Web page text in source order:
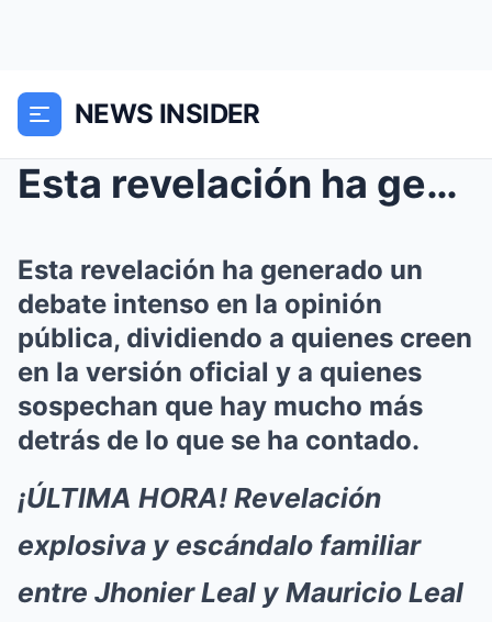
NEWS INSIDER
Esta revelación ha generado un debate intenso en l...
Esta revelación ha generado un
debate intenso en la opinión
pública, dividiendo a quienes creen
en la versión oficial y a quienes
sospechan que hay mucho más
detrás de lo que se ha contado.
¡ÚLTIMA HORA! Revelación
explosiva y escándalo familiar
entre Jhonier Leal y Mauricio Leal